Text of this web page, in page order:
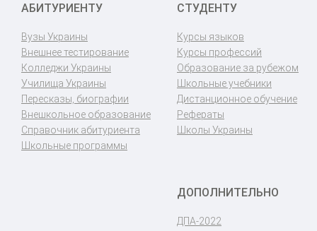
АБИТУРИЕНТУ
Вузы Украины
Внешнее тестирование
Колледжи Украины
Училища Украины
Пересказы, биографии
Внешкольное образование
Справочник абитуриента
Школьные программы
СТУДЕНТУ
Курсы языков
Курсы профессий
Образование за рубежом
Школьные учебники
Дистанционное обучение
Рефераты
Школы Украины
ДОПОЛНИТЕЛЬНО
ДПА-2022